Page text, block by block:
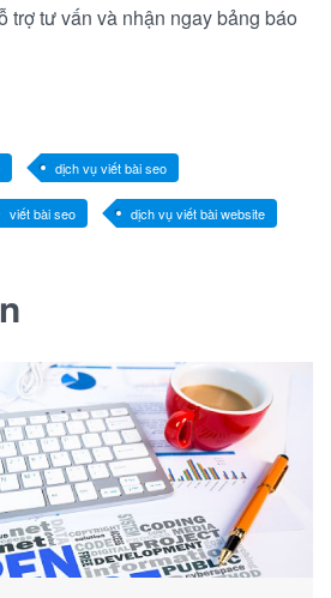
trợ tư vấn và nhận ngay bảng báo
dịch vụ viết bài seo
viết bài seo dịch vụ viết bài website